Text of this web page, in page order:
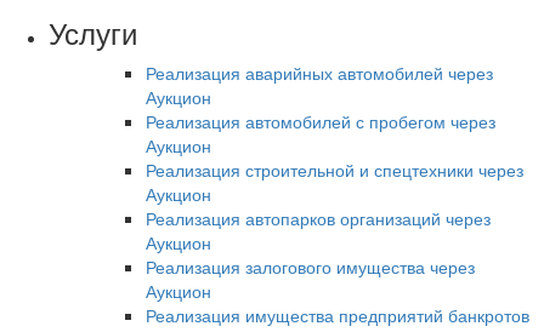
Услуги
Реализация аварийных автомобилей через
Аукцион
Реализация автомобилей с пробегом через
Аукцион
Реализация строительной и спецтехники через
Аукцион
Реализация автопарков организаций через
Аукцион
Реализация залогового имущества через
Аукцион
Реализация имущества предприятий банкротов